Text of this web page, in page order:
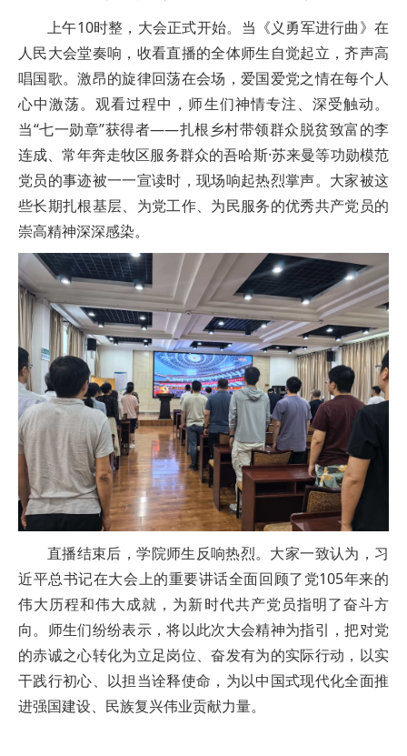
上午10时整，大会正式开始。当《义勇军进行曲》在
人民大会堂奏响，收看直播的全体师生自觉起立，齐声高
唱国歌。激昂的旋律回荡在会场，爱国爱党之情在每个人
心中激荡。观看过程中，师生们神情专注、深受触动。
当“七一勋章”获得者——扎根乡村带领群众脱贫致富的李
连成、常年奔走牧区服务群众的吾哈斯·苏来曼等功勋模范
党员的事迹被一一宣读时，现场响起热烈掌声。大家被这
些长期扎根基层、为党工作、为民服务的优秀共产党员的
崇高精神深深感染。
直播结束后，学院师生反响热烈。大家一致认为，习
近平总书记在大会上的重要讲话全面回顾了党105年来的
伟大历程和伟大成就，为新时代共产党员指明了奋斗方
向。师生们纷纷表示，将以此次大会精神为指引，把对党
的赤诚之心转化为立足岗位、奋发有为的实际行动，以实
干践行初心、以担当诠释使命，为以中国式现代化全面推
进强国建设、民族复兴伟业贡献力量。